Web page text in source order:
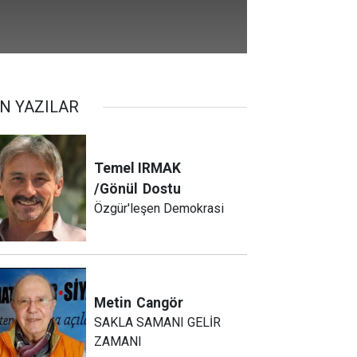
YAZILAR
Temel IRMAK
/Gönül
Dostu
Özgür'leşen Demokrasi
Metin Cangör
SAKLA SAMANI GELİR
ZAMANI